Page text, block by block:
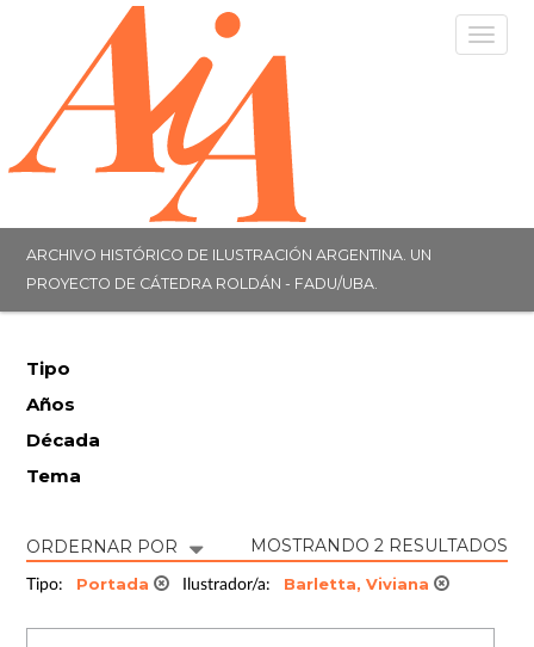
ARCHIVO HISTÓRICO DE ILUSTRACIÓN ARGENTINA. UN
PROYECTO DE CÁTEDRA ROLDÁN - FADU/UBA.
Tipo
Años
Década
Tema
ORDERNAR POR MOSTRANDO 2 RESULTADOS
Tipo: Portada Ilustrador/a: Barletta, Viviana